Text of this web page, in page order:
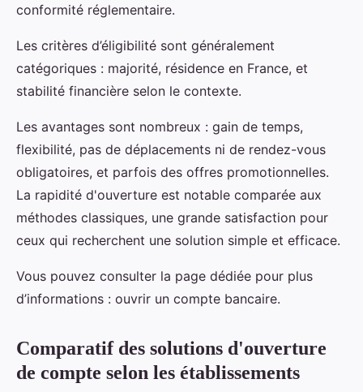
conformité réglementaire.
Les critères d’éligibilité sont généralement
catégoriques : majorité, résidence en France, et
stabilité financière selon le contexte.
Les avantages sont nombreux : gain de temps,
flexibilité, pas de déplacements ni de rendez-vous
obligatoires, et parfois des offres promotionnelles.
La rapidité d'ouverture est notable comparée aux
méthodes classiques, une grande satisfaction pour
ceux qui recherchent une solution simple et efficace.
Vous pouvez consulter la page dédiée pour plus
d’informations : ouvrir un compte bancaire.
Comparatif des solutions d'ouverture
de compte selon les établissements